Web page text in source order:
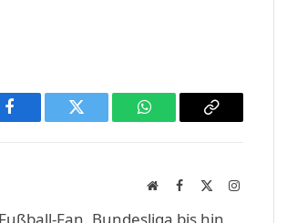
Facebook Twitter WhatsAppCopy
WebsiteFacebook